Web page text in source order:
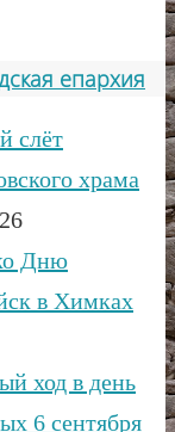
епархия
слёт
храма
Дню
в Химках
ход в день
6 сентября